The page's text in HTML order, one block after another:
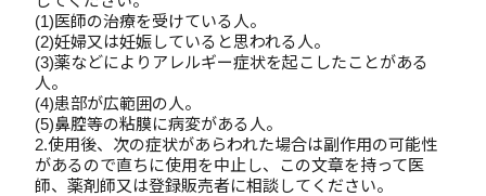
(1)医師の治療を受けている人。
(2)妊婦又は妊娠していると思われる人。
(3)薬などによりアレルギー症状を起こしたことがある
人。
(4)患部が広範囲の人。
(5)鼻腔等の粘膜に病変がある人。
2.使用後、次の症状があらわれた場合は副作用の可能性
があるので直ちに使用を中止し、この文章を持って医
師、薬剤師又は登録販売者に相談してください。